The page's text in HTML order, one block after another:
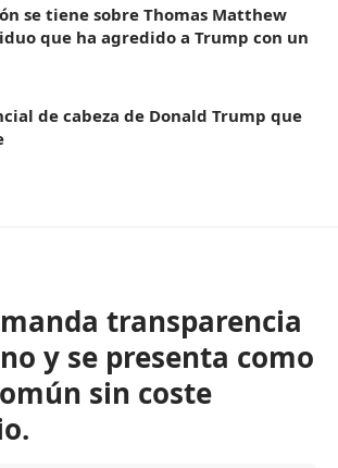
se tiene sobre Thomas Matthew
que ha agredido a Trump con un
de cabeza de Donald Trump que
transparencia
y se presenta como
sin coste